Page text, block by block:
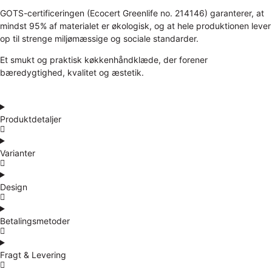
GOTS-certificeringen (Ecocert Greenlife no. 214146) garanterer, at
mindst 95% af materialet er økologisk, og at hele produktionen lever
op til strenge miljømæssige og sociale standarder.
Et smukt og praktisk køkkenhåndklæde, der forener
bæredygtighed, kvalitet og æstetik.
Produktdetaljer
Varianter
Design
Betalingsmetoder
Fragt & Levering